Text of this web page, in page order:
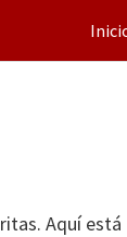
Aquí está